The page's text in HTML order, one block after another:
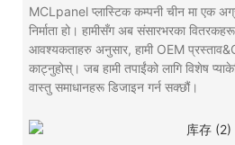
MCLpanel प्लास्टिक कम्पनी चीन मा एक
निर्माता हो। हामीसँग अब संसारभरका
आवश्यकताहरु अनुसार, हामी OEM
काट्नुहोस्। जब हामी तपाईंको लागि विशेष
वास्तु समाधानहरू डिजाइन गर्न सक्छौं।